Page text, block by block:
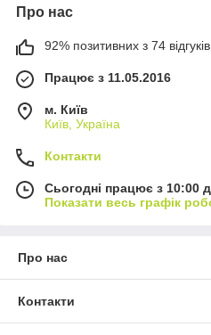
Про нас
92% позитивних з 74 відгуків
Працює з 11.05.2016
м. Київ
Київ, Україна
Контакти
Сьогодні працює з 10:00
Показати весь графік
Про нас
Контакти